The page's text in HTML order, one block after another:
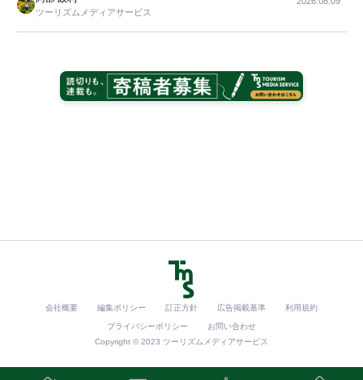
ツーリズムメディアサービス
会社概要 編集ポリシー 訂正方針 広告掲載基準 利用規約
プライバシーポリシー
お問い合わせ
Copyright © 2023 ツーリズムメディアサービス